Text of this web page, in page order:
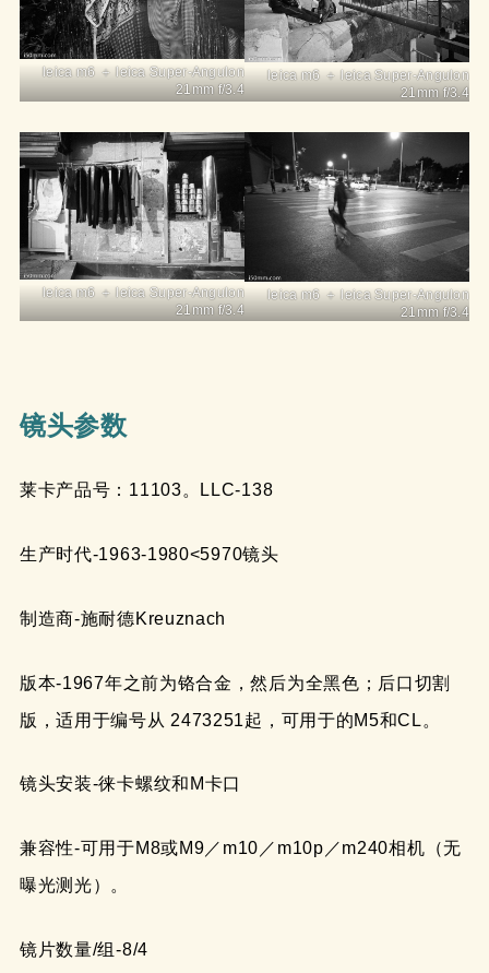
leica m6 ＋ leica Super-Angulon
21mm f/3.4
leica m6 ＋ leica Super-Angulon
21mm f/3.4
leica m6 ＋ leica Super-Angulon
21mm f/3.4
leica m6 ＋ leica Super-Angulon
21mm f/3.4
镜头参数
莱卡产品号：11103。LLC-138
生产时代-1963-1980<5970镜头
制造商-施耐德Kreuznach
版本-1967年之前为铬合金，然后为全黑色；后口切割
版，适用于编号从 2473251起，可用于的M5和CL。
镜头安装-徕卡螺纹和M卡口
兼容性-可用于M8或M9／m10／m10p／m240相机（无
曝光测光）。
镜片数量/组-8/4